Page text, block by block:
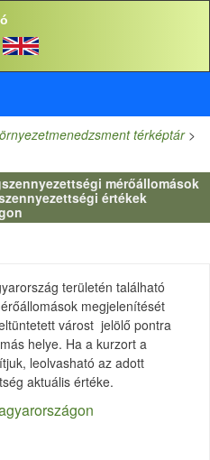
térképtár>
mérőállomások
értékek
területén található
megjelenítését
várost jelölő pontra
helye. Ha a kurzort a
leolvasható az adott
aktuális értéke.